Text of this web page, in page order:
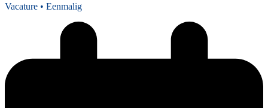
Vacature • Eenmalig